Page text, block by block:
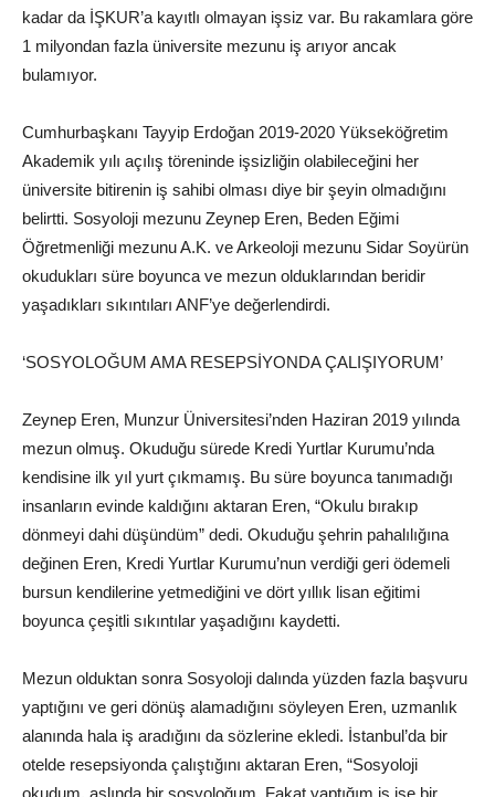
kadar da İŞKUR’a kayıtlı olmayan işsiz var. Bu rakamlara göre
1 milyondan fazla üniversite mezunu iş arıyor ancak
bulamıyor.
Cumhurbaşkanı Tayyip Erdoğan 2019-2020 Yükseköğretim
Akademik yılı açılış töreninde işsizliğin olabileceğini her
üniversite bitirenin iş sahibi olması diye bir şeyin olmadığını
belirtti. Sosyoloji mezunu Zeynep Eren, Beden Eğimi
Öğretmenliği mezunu A.K. ve Arkeoloji mezunu Sidar Soyürün
okudukları süre boyunca ve mezun olduklarından beridir
yaşadıkları sıkıntıları ANF’ye değerlendirdi.
‘SOSYOLOĞUM AMA RESEPSİYONDA ÇALIŞIYORUM’
Zeynep Eren, Munzur Üniversitesi’nden Haziran 2019 yılında
mezun olmuş. Okuduğu sürede Kredi Yurtlar Kurumu’nda
kendisine ilk yıl yurt çıkmamış. Bu süre boyunca tanımadığı
insanların evinde kaldığını aktaran Eren, “Okulu bırakıp
dönmeyi dahi düşündüm” dedi. Okuduğu şehrin pahalılığına
değinen Eren, Kredi Yurtlar Kurumu’nun verdiği geri ödemeli
bursun kendilerine yetmediğini ve dört yıllık lisan eğitimi
boyunca çeşitli sıkıntılar yaşadığını kaydetti.
Mezun olduktan sonra Sosyoloji dalında yüzden fazla başvuru
yaptığını ve geri dönüş alamadığını söyleyen Eren, uzmanlık
alanında hala iş aradığını da sözlerine ekledi. İstanbul’da bir
otelde resepsiyonda çalıştığını aktaran Eren, “Sosyoloji